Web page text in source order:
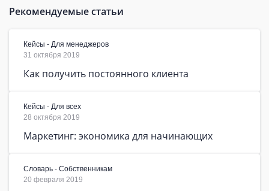
Рекомендуемые статьи
Кейсы - Для менеджеров
31 октября 2019
Как получить постоянного клиента
Кейсы - Для всех
28 октября 2019
Маркетинг: экономика для начинающих
Словарь - Собственникам
20 февраля 2019